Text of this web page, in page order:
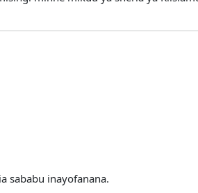
sababu inayofanana.